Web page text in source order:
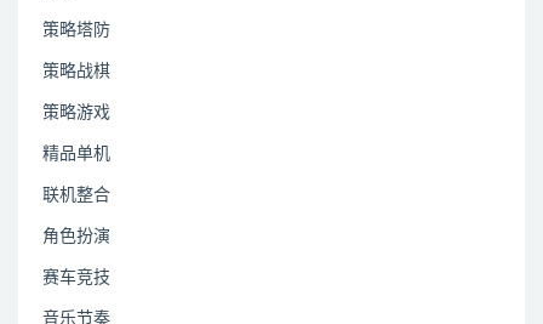
策略塔防
策略战棋
策略游戏
精品单机
联机整合
角色扮演
赛车竞技
音乐节奏